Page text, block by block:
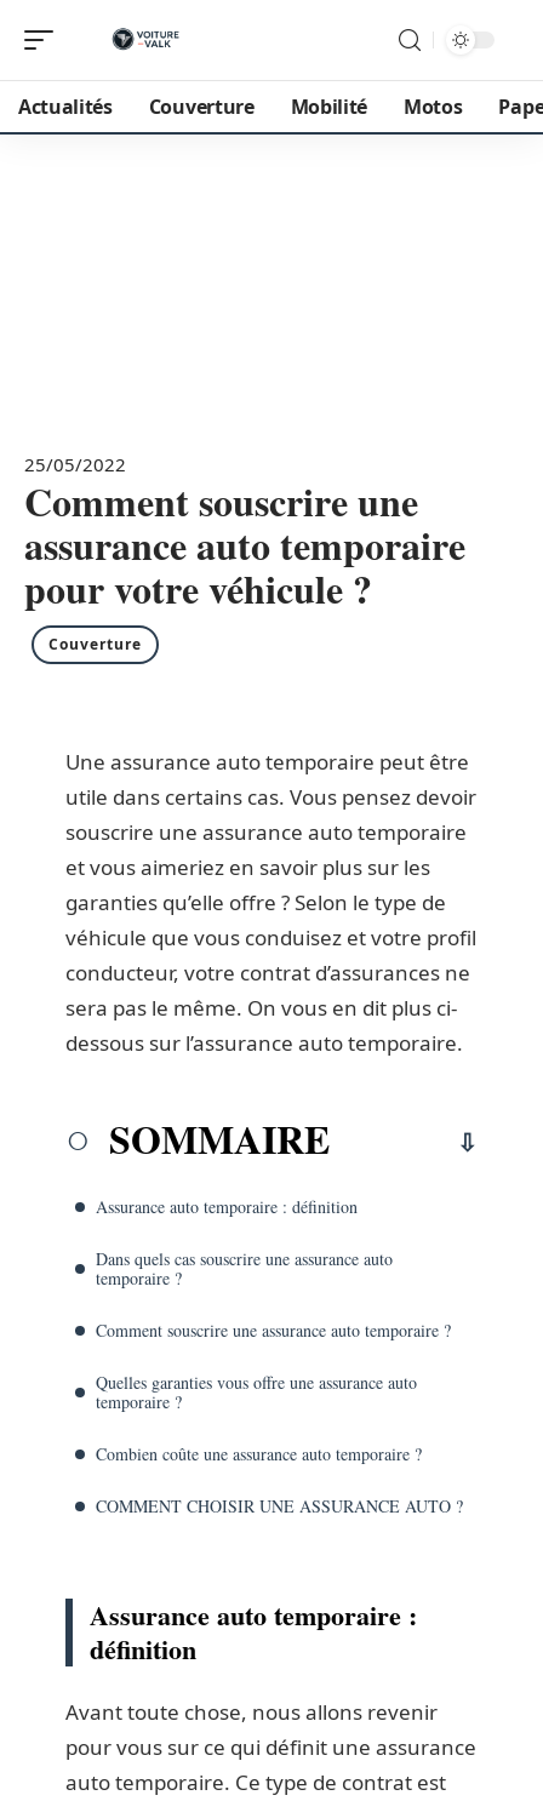
Actualités Couverture Mobilité Motos
25/05/2022
Comment souscrire une
assurance auto temporaire
pour votre véhicule ?
Couverture
Une assurance auto temporaire peut être
utile dans certains cas. Vous pensez devoir
souscrire une assurance auto temporaire
et vous aimeriez en savoir plus sur les
garanties qu’elle offre ? Selon le type de
véhicule que vous conduisez et votre profil
conducteur, votre contrat d’assurances ne
sera pas le même. On vous en dit plus ci-
dessous sur l’assurance auto temporaire.
SOMMAIRE
Assurance auto temporaire : définition
Dans quels cas souscrire une assurance auto
temporaire ?
Comment souscrire une assurance auto temporaire ?
Quelles garanties vous offre une assurance auto
temporaire ?
Combien coûte une assurance auto temporaire ?
COMMENT CHOISIR UNE ASSURANCE AUTO ?
Assurance auto temporaire :
définition
Avant toute chose, nous allons revenir
pour vous sur ce qui définit une assurance
auto temporaire. Ce type de contrat est